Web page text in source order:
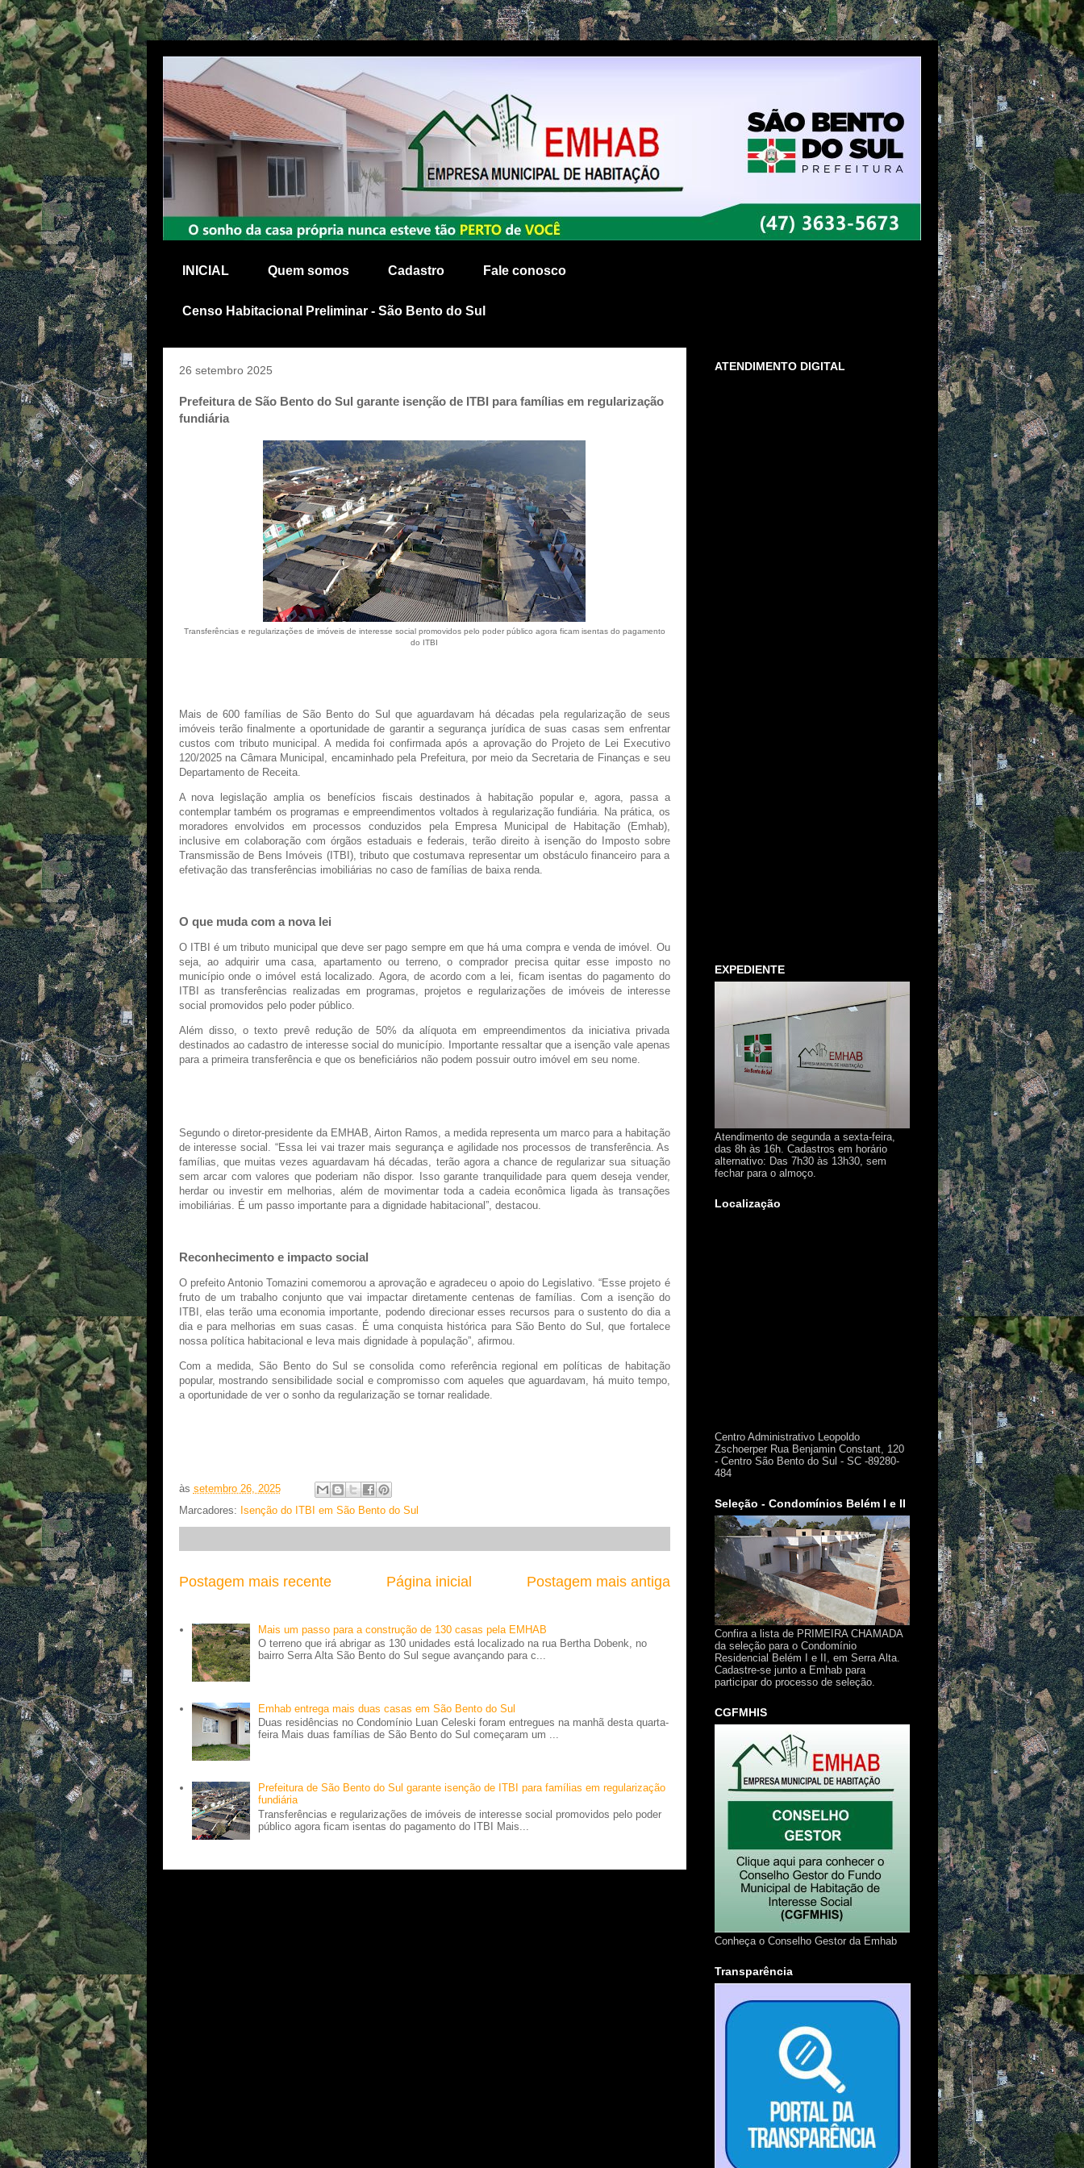
INICIAL Quem somos Cadastro Fale conosco
Censo Habitacional Preliminar - São Bento do Sul
26 setembro 2025
Prefeitura de São Bento do Sul garante isenção de ITBI para famílias em regularização
fundiária
Transferências e regularizações de imóveis de interesse social promovidos pelo poder público agora ficam isentas do pagamento
do ITBI
Mais de 600 famílias de São Bento do Sul que aguardavam há décadas pela regularização de seus
imóveis terão finalmente a oportunidade de garantir a segurança jurídica de suas casas sem enfrentar
custos com tributo municipal. A medida foi confirmada após a aprovação do Projeto de Lei Executivo
120/2025 na Câmara Municipal, encaminhado pela Prefeitura, por meio da Secretaria de Finanças e seu
Departamento de Receita.
A nova legislação amplia os benefícios fiscais destinados à habitação popular e, agora, passa a
contemplar também os programas e empreendimentos voltados à regularização fundiária. Na prática, os
moradores envolvidos em processos conduzidos pela Empresa Municipal de Habitação (Emhab),
inclusive em colaboração com órgãos estaduais e federais, terão direito à isenção do Imposto sobre
Transmissão de Bens Imóveis (ITBI), tributo que costumava representar um obstáculo financeiro para a
efetivação das transferências imobiliárias no caso de famílias de baixa renda.
O que muda com a nova lei
O ITBI é um tributo municipal que deve ser pago sempre em que há uma compra e venda de imóvel. Ou
seja, ao adquirir uma casa, apartamento ou terreno, o comprador precisa quitar esse imposto no
município onde o imóvel está localizado. Agora, de acordo com a lei, ficam isentas do pagamento do
ITBI as transferências realizadas em programas, projetos e regularizações de imóveis de interesse
social promovidos pelo poder público.
Além disso, o texto prevê redução de 50% da alíquota em empreendimentos da iniciativa privada
destinados ao cadastro de interesse social do município. Importante ressaltar que a isenção vale apenas
para a primeira transferência e que os beneficiários não podem possuir outro imóvel em seu nome.
Segundo o diretor-presidente da EMHAB, Airton Ramos, a medida representa um marco para a habitação
de interesse social. “Essa lei vai trazer mais segurança e agilidade nos processos de transferência. As
famílias, que muitas vezes aguardavam há décadas, terão agora a chance de regularizar sua situação
sem arcar com valores que poderiam não dispor. Isso garante tranquilidade para quem deseja vender,
herdar ou investir em melhorias, além de movimentar toda a cadeia econômica ligada às transações
imobiliárias. É um passo importante para a dignidade habitacional”, destacou.
Reconhecimento e impacto social
O prefeito Antonio Tomazini comemorou a aprovação e agradeceu o apoio do Legislativo. “Esse projeto é
fruto de um trabalho conjunto que vai impactar diretamente centenas de famílias. Com a isenção do
ITBI, elas terão uma economia importante, podendo direcionar esses recursos para o sustento do dia a
dia e para melhorias em suas casas. É uma conquista histórica para São Bento do Sul, que fortalece
nossa política habitacional e leva mais dignidade à população”, afirmou.
Com a medida, São Bento do Sul se consolida como referência regional em políticas de habitação
popular, mostrando sensibilidade social e compromisso com aqueles que aguardavam, há muito tempo,
a oportunidade de ver o sonho da regularização se tornar realidade.
às setembro 26, 2025
Marcadores: Isenção do ITBI em São Bento do Sul
Postagem mais recente Postagem mais antiga
Página inicial
Mais um passo para a construção de 130 casas pela EMHAB
O terreno que irá abrigar as 130 unidades está localizado na rua Bertha Dobenk, no
bairro Serra Alta São Bento do Sul segue avançando para c...
Emhab entrega mais duas casas em São Bento do Sul
Duas residências no Condomínio Luan Celeski foram entregues na manhã desta quarta-
feira Mais duas famílias de São Bento do Sul começaram um ...
Prefeitura de São Bento do Sul garante isenção de ITBI para famílias em regularização
fundiária
Transferências e regularizações de imóveis de interesse social promovidos pelo poder
público agora ficam isentas do pagamento do ITBI Mais...
ATENDIMENTO DIGITAL
EXPEDIENTE
Atendimento de segunda a sexta-feira,
das 8h às 16h. Cadastros em horário
alternativo: Das 7h30 às 13h30, sem
fechar para o almoço.
Localização
Centro Administrativo Leopoldo
Zschoerper Rua Benjamin Constant, 120
- Centro São Bento do Sul - SC -89280-
484
Seleção - Condomínios Belém I e II
Confira a lista de PRIMEIRA CHAMADA
da seleção para o Condomínio
Residencial Belém I e II, em Serra Alta.
Cadastre-se junto a Emhab para
participar do processo de seleção.
CGFMHIS
Conheça o Conselho Gestor da Emhab
Transparência